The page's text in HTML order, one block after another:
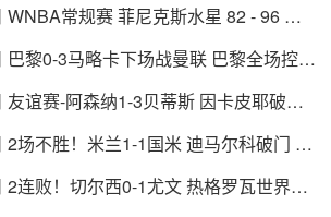
常规赛 菲尼克斯水星 82 - 96 亚
黎0-3马略卡下场战曼联 巴黎全场控球
谊赛-阿森纳1-3贝蒂斯 因卡皮耶破门
场不胜！米兰1-1国米 迪马尔科破门 恩
连败！切尔西0-1尤文 热格罗瓦世界波